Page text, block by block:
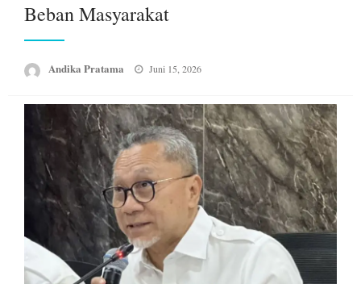
Beban Masyarakat
Andika Pratama
Posted
Juni 15, 2026